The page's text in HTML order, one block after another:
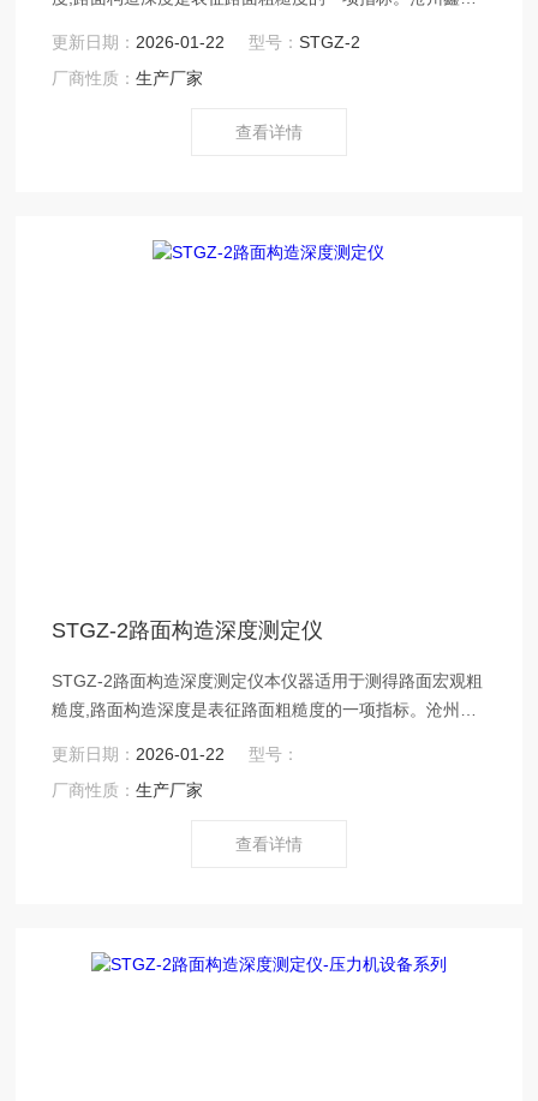
更新日期： 2026-01-22 型号：STGZ-2
厂商性质：生产厂家
查看详情
STGZ-2路面构造深度测定仪
STGZ-2路面构造深度测定仪本仪器适用于测得路面宏观粗
糙度,路面构造深度是表征路面粗糙度的一项指标。沧州鑫
更新日期： 2026-01-22
型号：
厂商性质：生产厂家
查看详情